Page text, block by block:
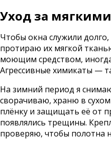
Уход за
Чтобы окна служили
протираю их мягкой
моющим средством,
Агрессивные химикаты —
На зимний период я
сворачиваю, храню в
плёнку и защищать её от
появлялись трещины.
проверяю, чтобы полотна